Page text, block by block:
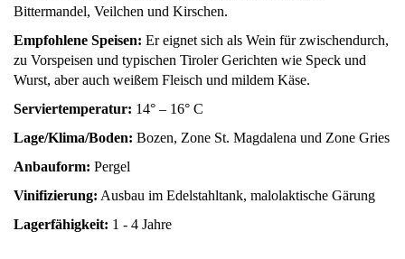
Bittermandel, Veilchen und Kirschen.
Empfohlene Speisen: Er eignet sich als Wein für zwischendurch,
zu Vorspeisen und typischen Tiroler Gerichten wie Speck und
Wurst, aber auch weißem Fleisch und mildem Käse.
Serviertemperatur: 14° – 16° C
Lage/Klima/Boden: Bozen, Zone St. Magdalena und Zone Gries
Anbauform: Pergel
Vinifizierung: Ausbau im Edelstahltank, malolaktische Gärung
Lagerfähigkeit: 1 - 4 Jahre